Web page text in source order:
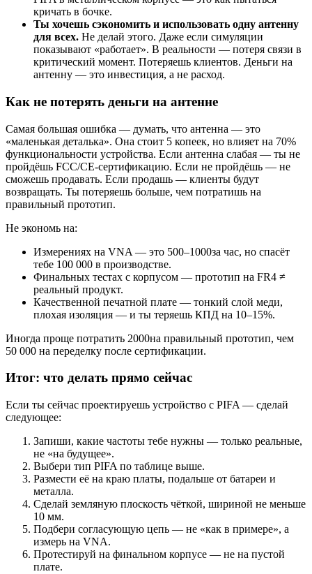
кричать в бочке.
Ты хочешь сэкономить и использовать одну антенну
для всех. Не делай этого. Даже если симуляции
показывают «работает». В реальности — потеря связи в
критический момент. Потеряешь клиентов. Деньги на
антенну — это инвестиция, а не расход.
Как не потерять деньги на антенне
Самая большая ошибка — думать, что антенна — это
«маленькая деталька». Она стоит 5 копеек, но влияет на 70%
функциональности устройства. Если антенна слабая — ты не
пройдёшь FCC/CE-сертификацию. Если не пройдёшь — не
сможешь продавать. Если продашь — клиенты будут
возвращать. Ты потеряешь больше, чем потратишь на
правильный прототип.
Не экономь на:
Измерениях на VNA — это 500–1000за час, но спасёт
тебе 100 000 в производстве.
Финальных тестах с корпусом — прототип на FR4 ≠
реальный продукт.
Качественной печатной плате — тонкий слой меди,
плохая изоляция — и ты теряешь КПД на 10–15%.
Иногда проще потратить 2000на правильный прототип, чем
50 000 на переделку после сертификации.
Итог: что делать прямо сейчас
Если ты сейчас проектируешь устройство с PIFA — сделай
следующее:
Запиши, какие частоты тебе нужны — только реальные,
не «на будущее».
Выбери тип PIFA по таблице выше.
Размести её на краю платы, подальше от батареи и
металла.
Сделай земляную плоскость чёткой, шириной не меньше
10 мм.
Подбери согласующую цепь — не «как в примере», а
измерь на VNA.
Протестируй на финальном корпусе — не на пустой
плате.